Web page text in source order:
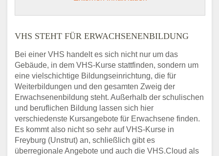
VHS STEHT FÜR ERWACHSENENBILDUNG
Bei einer VHS handelt es sich nicht nur um das
Gebäude, in dem VHS-Kurse stattfinden, sondern um
eine vielschichtige Bildungseinrichtung, die für
Weiterbildungen und den gesamten Zweig der
Erwachsenenbildung steht. Außerhalb der schulischen
und beruflichen Bildung lassen sich hier
verschiedenste Kursangebote für Erwachsene finden.
Es kommt also nicht so sehr auf VHS-Kurse in
Freyburg (Unstrut) an, schließlich gibt es
überregionale Angebote und auch die VHS.Cloud als